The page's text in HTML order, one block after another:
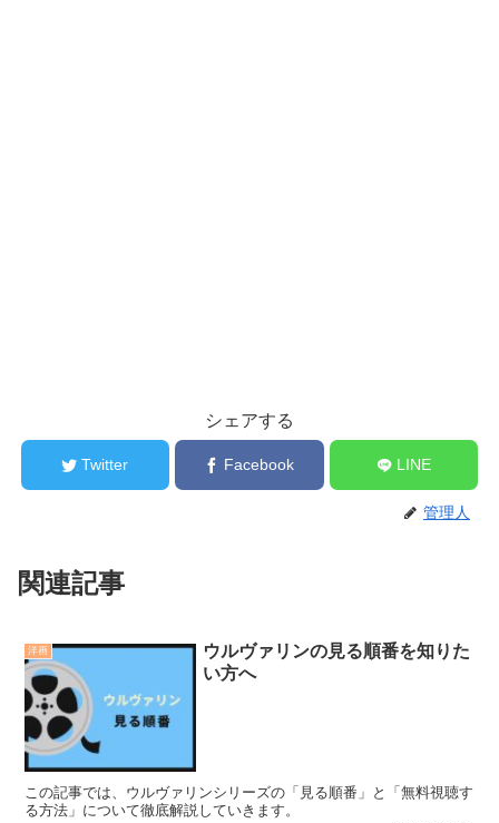
シェアする
Twitter Facebook LINE
管理人
関連記事
洋画
ウルヴァリンの見る順番を知りた
い方へ
この記事では、ウルヴァリンシリーズの「見る順番」と「無料視聴す
る方法」について徹底解説していきます。